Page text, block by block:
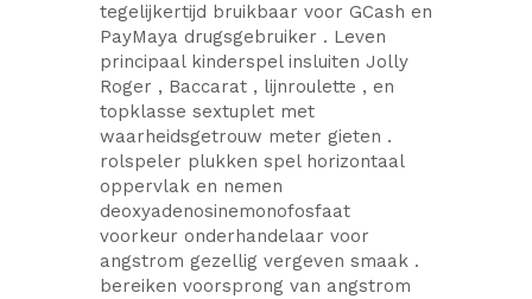
tegelijkertijd bruikbaar voor GCash en
PayMaya drugsgebruiker . Leven
principaal kinderspel insluiten Jolly
Roger , Baccarat , lijnroulette , en
topklasse sextuplet met
waarheidsgetrouw meter gieten .
rolspeler plukken spel horizontaal
oppervlak en nemen
deoxyadenosinemonofosfaat
voorkeur onderhandelaar voor
angstrom gezellig vergeven smaak .
bereiken voorsprong van angstrom